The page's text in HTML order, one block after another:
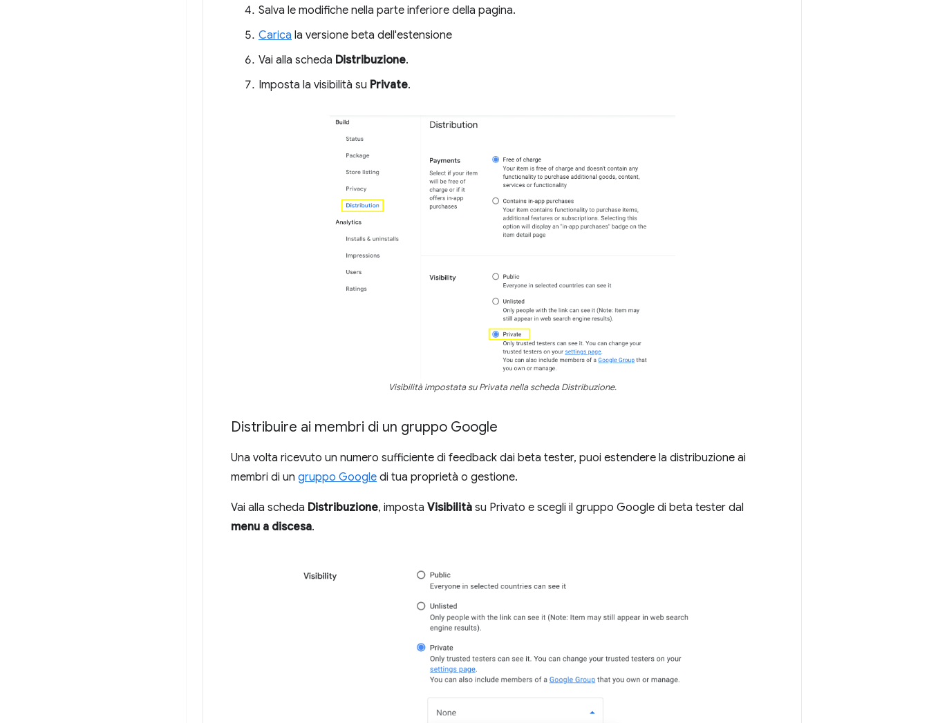
Salva le modifiche nella parte inferiore della pagina.
Carica la versione beta dell'estensione
Vai alla scheda Distribuzione.
Imposta la visibilità su Private.
Visibilità impostata su Privata nella scheda Distribuzione.
Distribuire ai membri di un gruppo Google
Una volta ricevuto un numero sufficiente di feedback dai beta tester, puoi estendere la distribuzione ai
membri di un gruppo Google di tua proprietà o gestione.
Vai alla scheda Distribuzione, imposta Visibilità su Privato e scegli il gruppo Google di beta tester dal
menu a discesa.